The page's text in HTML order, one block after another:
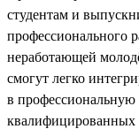
студентам и
профессионального
неработающей
смогут легко
в профессиональную
квалифицированных